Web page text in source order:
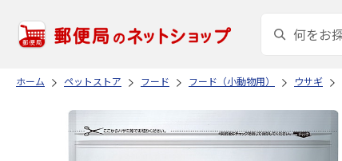
ホーム ペットストア フード フード（小動物用） ウサギ